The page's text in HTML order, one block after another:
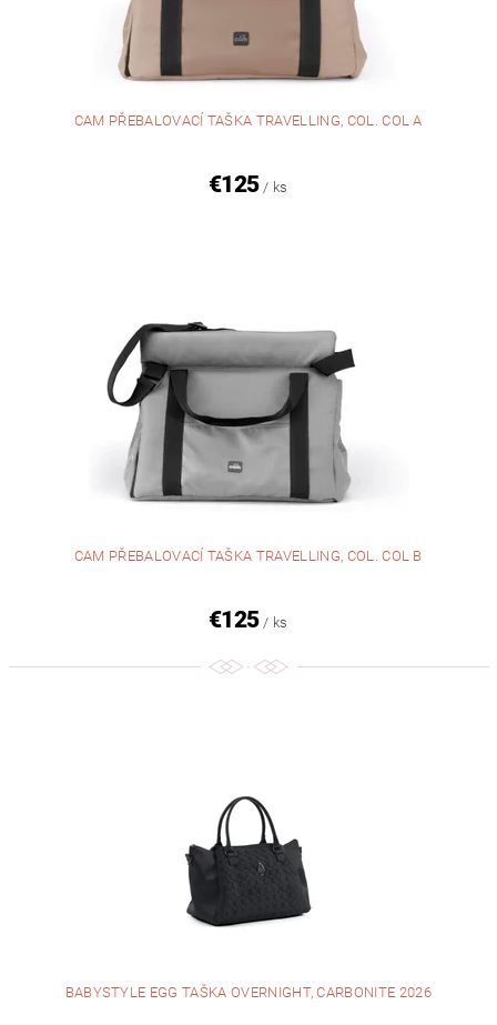
CAM PŘEBALOVACÍ TAŠKA TRAVELLING, COL. COL A
€125 / ks
CAM PŘEBALOVACÍ TAŠKA TRAVELLING, COL. COL B
€125 / ks
BABYSTYLE EGG TAŠKA OVERNIGHT, CARBONITE 2026